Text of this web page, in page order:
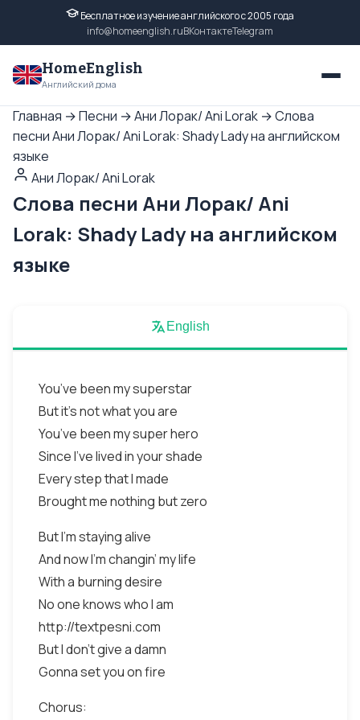
Бесплатное изучение английского с 2005 года
info@homeenglish.ruВКонтактеTelegram
HomeEnglish
Английский дома
Главная →Песни →Ани Лорак/ Ani Lorak →Слова
песни Ани Лорак/ Ani Lorak: Shady Lady на английском
языке
Ани Лорак/ Ani Lorak
Слова песни Ани Лорак/ Ani
Lorak: Shady Lady на английском
языке
English
You’ve been my superstar
But it’s not what you are
You’ve been my super hero
Since I’ve lived in your shade
Every step that I made
Brought me nothing but zero
But I’m staying alive
And now I’m changin’ my life
With a burning desire
No one knows who I am
http://textpesni.com
But I don’t give a damn
Gonna set you on fire
Chorus: